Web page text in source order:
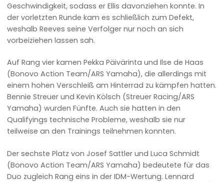
Geschwindigkeit, sodass er Ellis davonziehen konnte. In
der vorletzten Runde kam es schließlich zum Defekt,
weshalb Reeves seine Verfolger nur noch an sich
vorbeiziehen lassen sah.
Auf Rang vier kamen Pekka Päivärinta und Ilse de Haas
(Bonovo Action Team/ARS Yamaha), die allerdings mit
einem hohen Verschleiß am Hinterrad zu kämpfen hatten.
Bennie Streuer und Kevin Kölsch (Streuer Racing/ARS
Yamaha) wurden Fünfte. Auch sie hatten in den
Qualifyings technische Probleme, weshalb sie nur
teilweise an den Trainings teilnehmen konnten.
Der sechste Platz von Josef Sattler und Luca Schmidt
(Bonovo Action Team/ARS Yamaha) bedeutete für das
Duo zugleich Rang eins in der IDM-Wertung. Lennard